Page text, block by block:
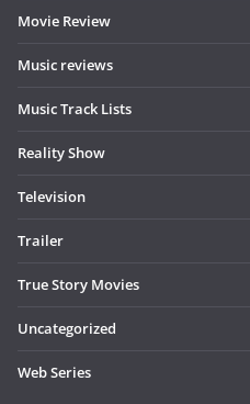
Movie Review
Music reviews
Music Track Lists
Reality Show
Television
Trailer
True Story Movies
Uncategorized
Web Series